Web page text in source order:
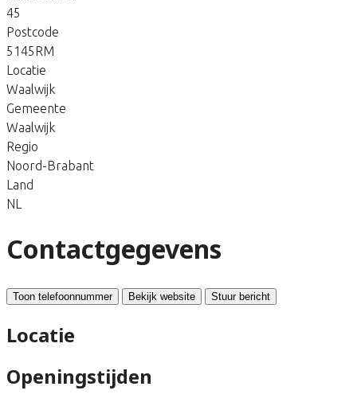
45
Postcode
5145RM
Locatie
Waalwijk
Gemeente
Waalwijk
Regio
Noord-Brabant
Land
NL
Contactgegevens
Toon telefoonnummer Bekijk website Stuur bericht
Locatie
Openingstijden